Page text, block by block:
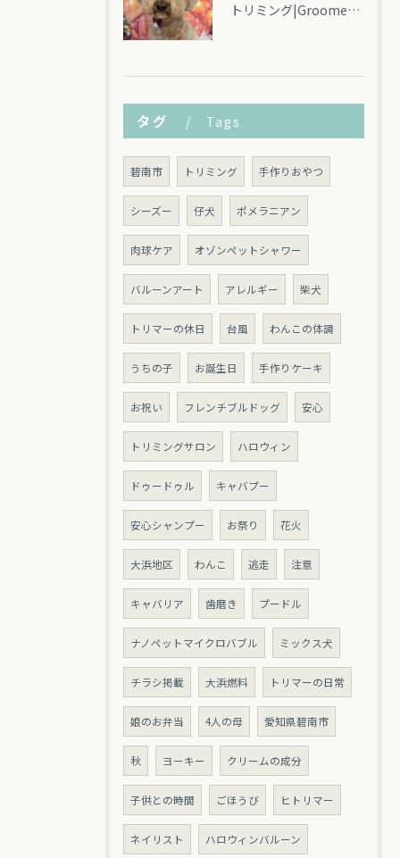
トリミング|Groomey(グルーミー)碧南市
タグ Tags
碧南市 トリミング 手作りおやつ
シーズー 仔犬 ポメラニアン
肉球ケア オゾンペットシャワー
バルーンアート アレルギー 柴犬
トリマーの休日 台風 わんこの体調
うちの子 お誕生日 手作りケーキ
お祝い フレンチブルドッグ 安心
トリミングサロン ハロウィン
ドゥードゥル キャバプー
安心シャンプー お祭り 花火
大浜地区 わんこ 逃走 注意
キャバリア 歯磨き プードル
ナノペットマイクロバブル ミックス犬
チラシ掲載 大浜燃料 トリマーの日常
娘のお弁当 4人の母 愛知県碧南市
秋 ヨーキー クリームの成分
子供との時間 ごほうび ヒトリマー
ネイリスト ハロウィンバルーン